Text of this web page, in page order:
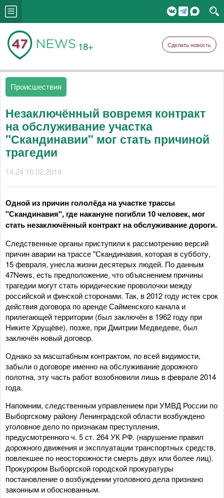
18+ Сделать новость
Происшествия
Незаключённый вовремя контракт
на обслуживание участка
"Скандинавии" мог стать причиной
трагедии
14:24 16.02.2014
Одной из причин гололёда на участке трассы
"Скандинавия", где накануне погибли 10 человек, мог
стать незаключённый контракт на обслуживание дороги.
Следственные органы приступили к рассмотрению версий
причин аварии на трассе "Скандинавия, которая в субботу,
15 февраля, унесла жизни десятерых людей. По данным
47News, есть предположение, что объяснением причины
трагедии могут стать юридические проволочки между
российской и финской сторонами. Так, в 2012 году истек срок
действия договора по аренде Сайменского канала и
прилегающей территории (был заключён в 1962 году при
Никите Хрущёве), позже, при Дмитрии Медведеве, был
заключён новый договор.
Однако за масштабным контрактом, по всей видимости,
забыли о договоре именно на обслуживание дорожного
полотна, эту часть работ возобновили лишь в феврале 2014
года.
Напомним, следственным управлением при УМВД России по
Выборгскому району Ленинградской области возбуждено
уголовное дело по признакам преступления,
предусмотренного ч. 5 ст. 264 УК РФ. (нарушение правил
дорожного движения и эксплуатации транспортных средств,
повлекшее по неосторожности смерть двух или более лиц).
Прокурором Выборгской городской прокуратуры
постановление о возбуждении уголовного дела признано
законным и обоснованным.